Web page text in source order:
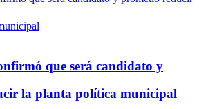
que será candidato y
la planta política municipal